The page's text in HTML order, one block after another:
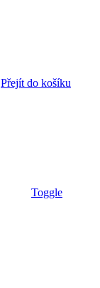
Přejít do košíku
Toggle